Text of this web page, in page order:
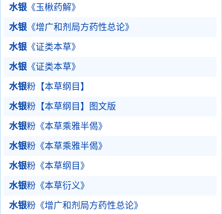
水银《玉楸药解》
水银《增广和剂局方药性总论》
水银《证类本草》
水银《证类本草》
水银粉【本草纲目】
水银粉【本草纲目】图文版
水银粉《本草乘雅半偈》
水银粉《本草乘雅半偈》
水银粉《本草纲目》
水银粉《本草衍义》
水银粉《增广和剂局方药性总论》